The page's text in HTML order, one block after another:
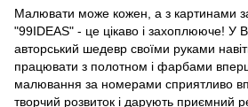
Малювати може кожен, а з картинами
"99IDEAS" - це цікаво і захоплююче! У
авторський шедевр своїми руками
працювати з полотном і фарбами
малювання за номерами сприятливо
творчий розвиток і дарують приємний